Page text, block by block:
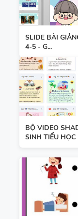
SLIDE BÀI
4-5 - G...
BỘ VIDEO
SINH TIỂU HỌC